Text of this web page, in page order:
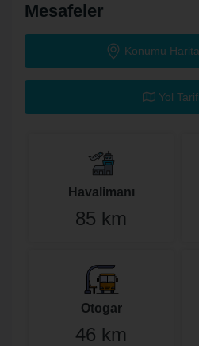
Mesafeler
Konumu
Yol
Havalimanı
85 km
Otogar
46 km